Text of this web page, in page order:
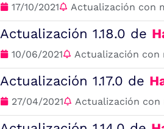
17/10/2021 Actualización con
Actualización 1.18.0 de
10/06/2021 Actualización con
Actualización 1.17.0 de
27/04/2021 Actualización con